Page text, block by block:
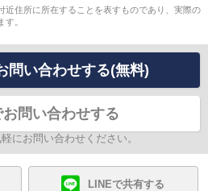
住所に所在することを表すものであり、実際の
。
問い合わせする(無料)
お問い合わせする
にお問い合わせください。
LINEで共有する